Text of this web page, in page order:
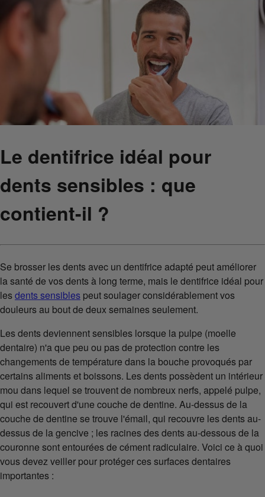
Le dentifrice idéal pour
dents sensibles : que
contient-il ?
Se brosser les dents avec un dentifrice adapté peut améliorer
la santé de vos dents à long terme, mais le dentifrice idéal pour
lesdents sensibles peut soulager considérablement vos
douleurs au bout de deux semaines seulement.
Les dents deviennent sensibles lorsque la pulpe (moelle
dentaire) n'a que peu ou pas de protection contre les
changements de température dans la bouche provoqués par
certains aliments et boissons. Les dents possèdent un intérieur
mou dans lequel se trouvent de nombreux nerfs, appelé pulpe,
qui est recouvert d'une couche de dentine. Au-dessus de la
couche de dentine se trouve l'émail, qui recouvre les dents au-
dessus de la gencive ; les racines des dents au-dessous de la
couronne sont entourées de cément radiculaire. Voici ce à quoi
vous devez veiller pour protéger ces surfaces dentaires
importantes :